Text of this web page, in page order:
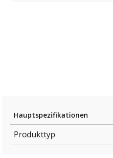
Hauptspezifikationen
Produkttyp